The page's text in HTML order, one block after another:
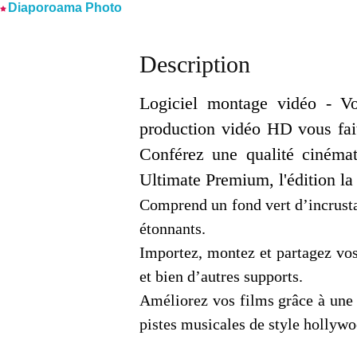
Diaporoama Photo
Description
Logiciel montage vidéo -
production vidéo HD vous
Conférez une qualité
Ultimate Premium, l'édition la
Comprend un fond vert
étonnants.
Importez, montez et partagez
et bien d’autres supports.
Améliorez vos films grâce à
pistes musicales de style